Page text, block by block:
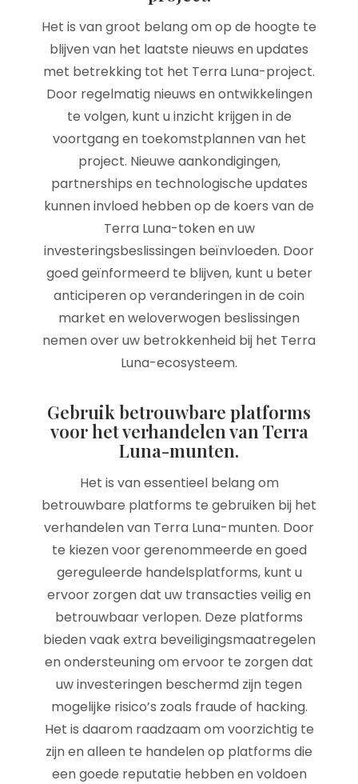
Het is van groot belang om op de hoogte te
blijven van het laatste nieuws en updates
met betrekking tot het Terra Luna-project.
Door regelmatig nieuws en ontwikkelingen
te volgen, kunt u inzicht krijgen in de
voortgang en toekomstplannen van het
project. Nieuwe aankondigingen,
partnerships en technologische updates
kunnen invloed hebben op de koers van de
Terra Luna-token en uw
investeringsbeslissingen beïnvloeden. Door
goed geïnformeerd te blijven, kunt u beter
anticiperen op veranderingen in de coin
market en weloverwogen beslissingen
nemen over uw betrokkenheid bij het Terra
Luna-ecosysteem.
Gebruik betrouwbare platforms
voor het verhandelen van Terra
Luna-munten.
Het is van essentieel belang om
betrouwbare platforms te gebruiken bij het
verhandelen van Terra Luna-munten. Door
te kiezen voor gerenommeerde en goed
gereguleerde handelsplatforms, kunt u
ervoor zorgen dat uw transacties veilig en
betrouwbaar verlopen. Deze platforms
bieden vaak extra beveiligingsmaatregelen
en ondersteuning om ervoor te zorgen dat
uw investeringen beschermd zijn tegen
mogelijke risico’s zoals fraude of hacking.
Het is daarom raadzaam om voorzichtig te
zijn en alleen te handelen op platforms die
een goede reputatie hebben en voldoen